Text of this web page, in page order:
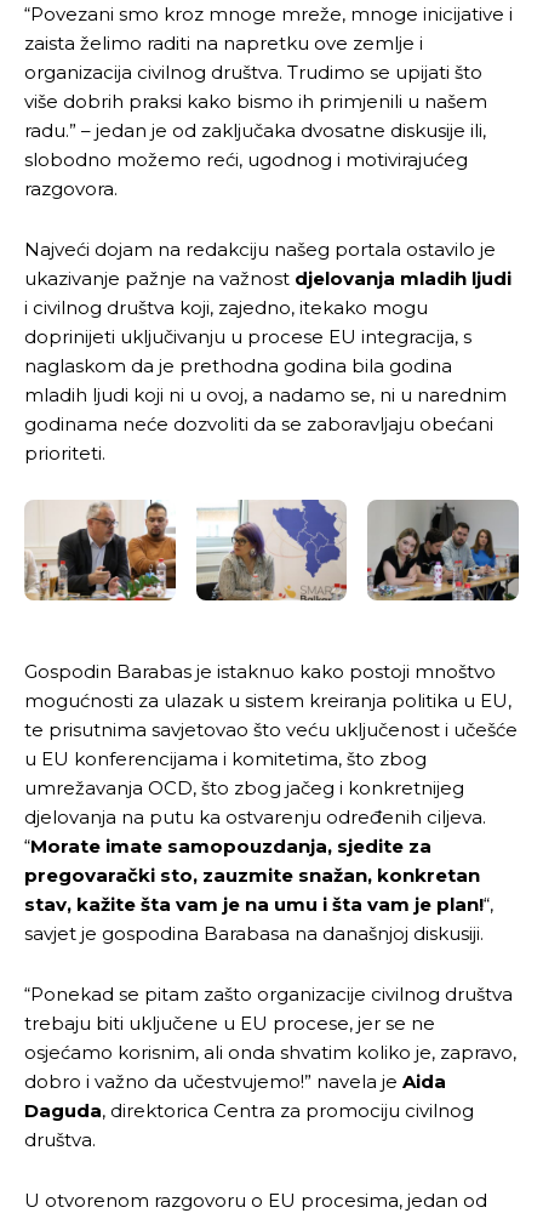
“Povezani smo kroz mnoge mreže, mnoge inicijative i
zaista želimo raditi na napretku ove zemlje i
organizacija civilnog društva. Trudimo se upijati što
više dobrih praksi kako bismo ih primjenili u našem
radu.” – jedan je od zaključaka dvosatne diskusije ili,
slobodno možemo reći, ugodnog i motivirajućeg
razgovora.
Najveći dojam na redakciju našeg portala ostavilo je
ukazivanje pažnje na važnost djelovanja mladih ljudi
i civilnog društva koji, zajedno, itekako mogu
doprinijeti uključivanju u procese EU integracija, s
naglaskom da je prethodna godina bila godina
mladih ljudi koji ni u ovoj, a nadamo se, ni u narednim
godinama neće dozvoliti da se zaboravljaju obećani
prioriteti.
Gospodin Barabas je istaknuo kako postoji mnoštvo
mogućnosti za ulazak u sistem kreiranja politika u EU,
te prisutnima savjetovao što veću uključenost i učešće
u EU konferencijama i komitetima, što zbog
umrežavanja OCD, što zbog jačeg i konkretnijeg
djelovanja na putu ka ostvarenju određenih ciljeva.
“Morate imate samopouzdanja, sjedite za
pregovarački sto, zauzmite snažan, konkretan
stav, kažite šta vam je na umu i šta vam je plan!“,
savjet je gospodina Barabasa na današnjoj diskusiji.
“Ponekad se pitam zašto organizacije civilnog društva
trebaju biti uključene u EU procese, jer se ne
osjećamo korisnim, ali onda shvatim koliko je, zapravo,
dobro i važno da učestvujemo!” navela je Aida
Daguda, direktorica Centra za promociju civilnog
društva.
U otvorenom razgovoru o EU procesima, jedan od